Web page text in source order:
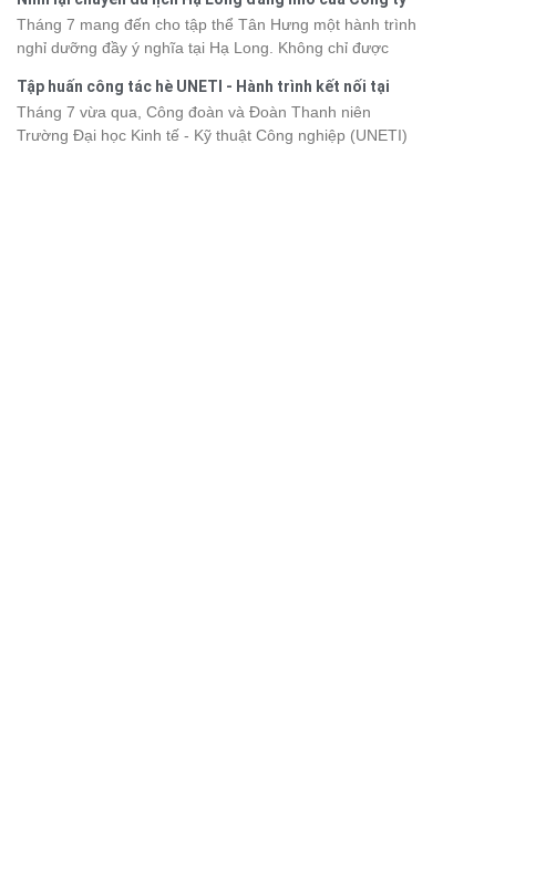
được hành trình phù hợp với nhu cầu cũng như ngân
sách.
đang lên kế hoạch khám phá vùng đất này, việc cập nhật
trước giá vé sẽ giúp bạn chủ động hơn trong lịch trình và
chi phí. Cùng Vietsense Travel tham khảo bảng giá vé
tham quan các điểm du lịch Điện Biênmới nhất năm
2026 ngay dưới đây.
Tân Hưng 2026
Tháng 7 mang đến cho tập thể Tân Hưng một hành trình
nghỉ dưỡng đầy ý nghĩa tại Hạ Long. Không chỉ được
thành viên còn có dịp gắn kết, sẻ chia và lưu giữ nhiều
khoảnh khắc đáng nhớ. Hãy cùng nhìn lại chuyến đi
ngập tràn niềm vui và những trải nghiệm khó quên.
Tập huấn công tác hè UNETI - Hành trình kết nối tại
Hòn Dấu, Đồ Sơn
Tháng 7 vừa qua, Công đoàn và Đoàn Thanh niên
Trường Đại học Kinh tế - Kỹ thuật Công nghiệp (UNETI)